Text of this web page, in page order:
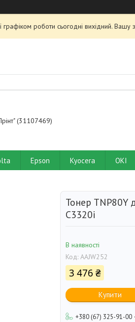
графіком роботи сьогодні вихідний.
(31107469)
Epson Kyocera OKI
Тонер TNP80Y
C3320i
В наявності
Код: AAJW252
3 476 ₴
Купити
+380 (67) 325-91-00